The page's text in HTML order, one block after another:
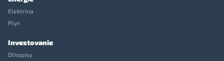
Elektrina
Plyn
Investovanie
Dlhopisy